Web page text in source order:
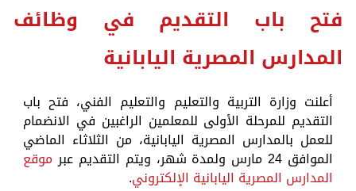
فتح باب التقديم في وظائف
المدارس المصرية اليابانية
أعلنت وزارة التربية والتعليم والتعليم الفني، فتح باب
التقديم للمرحلة الأولى للمعلمين الراغبين في الانضمام
للعمل بالمدارس المصرية اليابانية، من الثلاثاء الماضي
الموافق 24 مارس ولمدة شهر، ويتم التقديم عبر موقع
المدارس المصرية اليابانية الإلكتروني.